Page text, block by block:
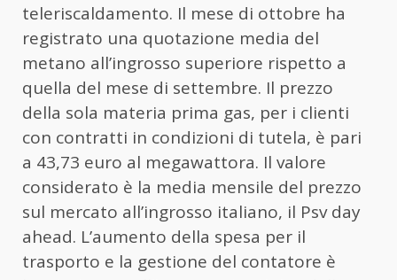
teleriscaldamento. Il mese di ottobre ha
registrato una quotazione media del
metano all’ingrosso superiore rispetto a
quella del mese di settembre. Il prezzo
della sola materia prima gas, per i clienti
con contratti in condizioni di tutela, è pari
a 43,73 euro al megawattora. Il valore
considerato è la media mensile del prezzo
sul mercato all’ingrosso italiano, il Psv day
ahead. L’aumento della spesa per il
trasporto e la gestione del contatore è